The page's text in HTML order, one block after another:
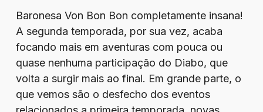
Baronesa Von Bon Bon completamente insana!
A segunda temporada, por sua vez, acaba
focando mais em aventuras com pouca ou
quase nenhuma participação do Diabo, que
volta a surgir mais ao final. Em grande parte, o
que vemos são o desfecho dos eventos